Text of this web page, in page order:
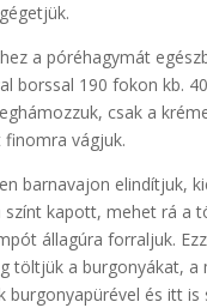
a póréhagymát
borssal 190 fokon kb.
csak a
finomra vágjuk.
barnavajon elindítjuk,
színt kapott, mehet rá a
állagúra forraljuk.
töltjük a burgonyákat, a
burgonyapürével és itt is